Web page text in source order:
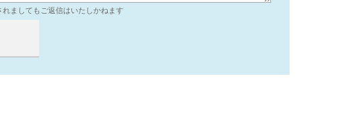
ましてもご返信はいたしかねます